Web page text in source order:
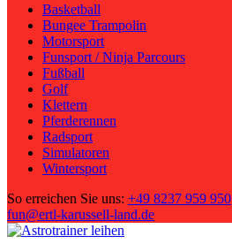
Basketball
Bungee Trampolin
Motorsport
Funsport / Ninja Parcours
Fußball
Golf
Klettern
Pferderennen
Radsport
Simulatoren
Wintersport
So erreichen Sie uns: +49 8237 959 950
fun@ertl-karussell-land.de